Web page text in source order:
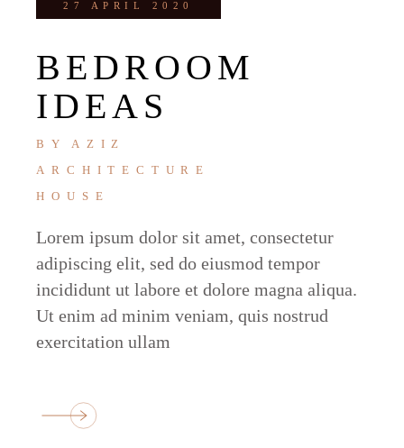
27 APRIL 2020
BEDROOM
IDEAS
BY
AZIZ
ARCHITECTURE
HOUSE
Lorem ipsum dolor sit amet, consectetur
adipiscing elit, sed do eiusmod tempor
incididunt ut labore et dolore magna aliqua.
Ut enim ad minim veniam, quis nostrud
exercitation ullam